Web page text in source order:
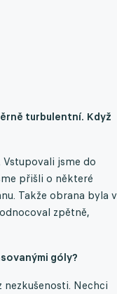
turbulentní. Když
jsme do
přišli o některé
Takže obrana byla v
zpětně,
góly?
Nechci